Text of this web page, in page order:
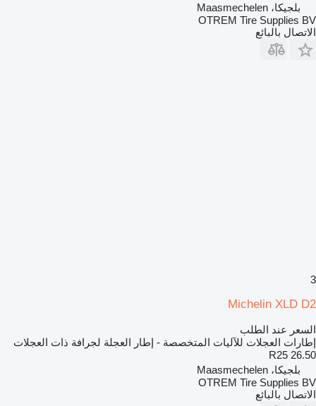
بلجيكا، Maasmechelen
OTREM Tire Supplies BV
الاتصال بالبائع
3
Michelin XLD D2
السعر عند الطلب
إطارات العجلات للآليات المتخصصة - إطار العجلة لجرافة ذات العجلات
26.50 R25
بلجيكا، Maasmechelen
OTREM Tire Supplies BV
الاتصال بالبائع